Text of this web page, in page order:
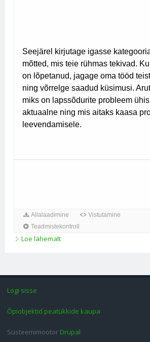
Loe lähemalt
Logi sisse
Õpiobjektid peatükkide kaupa
Süsteemimootor Drupal